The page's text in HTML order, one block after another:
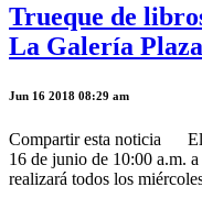
Trueque de
La Galería
Jun 16 2018 08:29 am
Compartir esta noticia El
16 de junio de 10:00 a.m.
realizará todos los